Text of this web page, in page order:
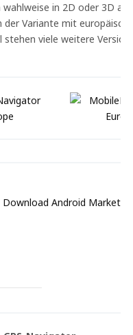
in 2D oder 3D
der Variante mit
stehen viele weitere